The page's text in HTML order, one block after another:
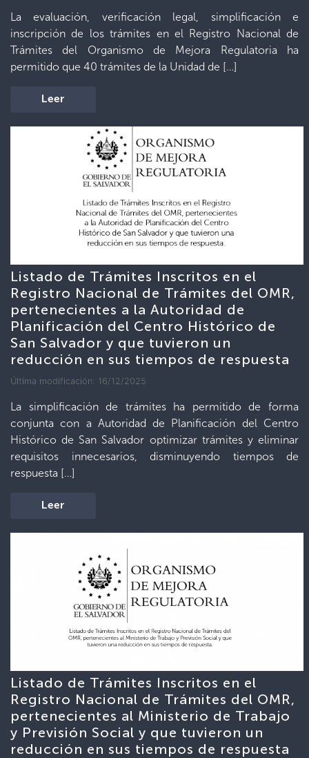
La evaluación, verificación legal, simplificación e
inscripción de los trámites en el Registro Nacional de
Trámites del Organismo de Mejora Regulatoria ha
permitido que 40 trámites de la Unidad de […]
Leer
Listado de Trámites Inscritos en el
Registro Nacional de Trámites del OMR,
pertenecientes a la Autoridad de
Planificación del Centro Histórico de
San Salvador y que tuvieron un
reducción en sus tiempos de respuesta
Última modificación: 16/12/2025
La simplificación de trámites ha permitido de forma
conjunta con a Autoridad de Planificación del Centro
Histórico de San Salvador optimizar trámites y eliminar
requisitos innecesarios, disminuyendo tiempos de
respuesta […]
Leer
Listado de Trámites Inscritos en el
Registro Nacional de Trámites del OMR,
pertenecientes al Ministerio de Trabajo
y Previsión Social y que tuvieron un
reducción en sus tiempos de respuesta